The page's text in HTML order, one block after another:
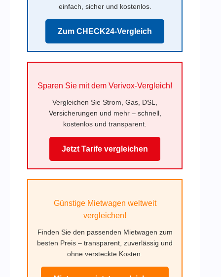
einfach, sicher und kostenlos.
Zum CHECK24-Vergleich
Sparen Sie mit dem Verivox-Vergleich!
Vergleichen Sie Strom, Gas, DSL,
Versicherungen und mehr – schnell,
kostenlos und transparent.
Jetzt Tarife vergleichen
Günstige Mietwagen weltweit
vergleichen!
Finden Sie den passenden Mietwagen zum
besten Preis – transparent, zuverlässig und
ohne versteckte Kosten.